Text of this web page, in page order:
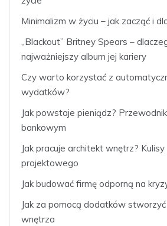
Minimalizm w życiu – jak zacząć i
„Blackout” Britney Spears –
najważniejszy album jej kariery
Czy warto korzystać z
wydatków?
Jak powstaje pieniądz?
bankowym
Jak pracuje architekt wnętrz?
projektowego
Jak budować firmę odporną na
Jak za pomocą dodatków
wnętrza